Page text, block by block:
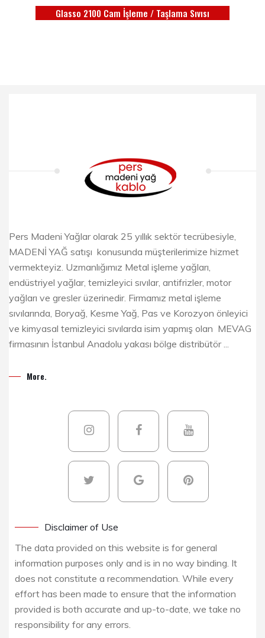
Glasso 2100 Cam İşleme / Taşlama Sıvısı
Pers Madeni Yağlar olarak 25 yıllık sektör tecrübesiyle,
MADENİ YAĞ satışı konusunda müşterilerimize hizmet
vermekteyiz. Uzmanlığımız Metal işleme yağları,
endüstriyel yağlar, temizleyici sıvılar, antifrizler, motor
yağları ve gresler üzerinedir. Firmamız metal işleme
sıvılarında, Boryağ, Kesme Yağ, Pas ve Korozyon önleyici
ve kimyasal temizleyici sıvılarda isim yapmış olan MEVAG
firmasının İstanbul Anadolu yakası bölge distribütör ...
More.
Disclaimer of Use
The data provided on this website is for general
information purposes only and is in no way binding. It
does not constitute a recommendation. While every
effort has been made to ensure that the information
provided is both accurate and up-to-date, we take no
responsibility for any errors.